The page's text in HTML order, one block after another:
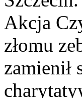
Akcja
złomu
zamienił